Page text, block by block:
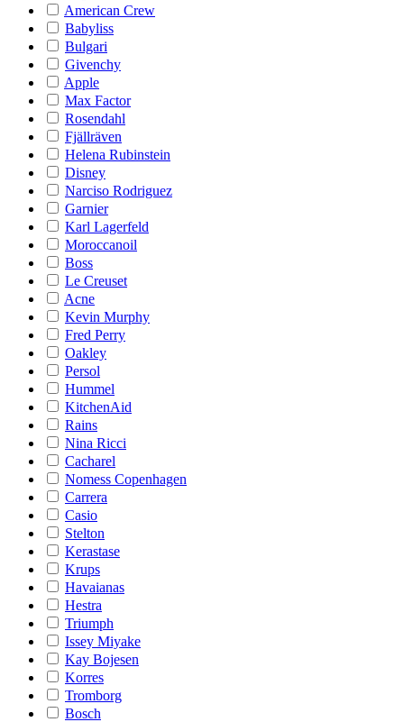
American Crew
Babyliss
Bulgari
Givenchy
Apple
Max Factor
Rosendahl
Fjällräven
Helena Rubinstein
Disney
Narciso Rodriguez
Garnier
Karl Lagerfeld
Moroccanoil
Boss
Le Creuset
Acne
Kevin Murphy
Fred Perry
Oakley
Persol
Hummel
KitchenAid
Rains
Nina Ricci
Cacharel
Nomess Copenhagen
Carrera
Casio
Stelton
Kerastase
Krups
Havaianas
Hestra
Triumph
Issey Miyake
Kay Bojesen
Korres
Tromborg
Bosch